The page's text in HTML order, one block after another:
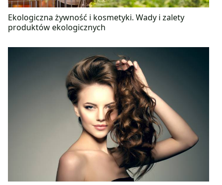
Ekologiczna żywność i kosmetyki. Wady i zalety
produktów ekologicznych